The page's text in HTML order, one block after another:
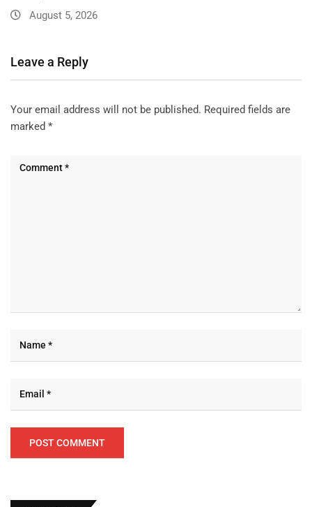
August 5, 2026
Leave a Reply
Your email address will not be published. Required fields are
marked *